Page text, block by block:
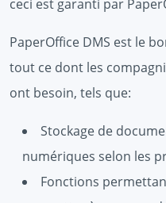
ceci est garanti par
PaperOffice DMS est le
tout ce dont les
ont besoin, tels que:
Stockage de
numériques selon les
Fonctions